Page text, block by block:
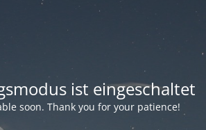
ist eingeschaltet
soon. Thank you for your patience!